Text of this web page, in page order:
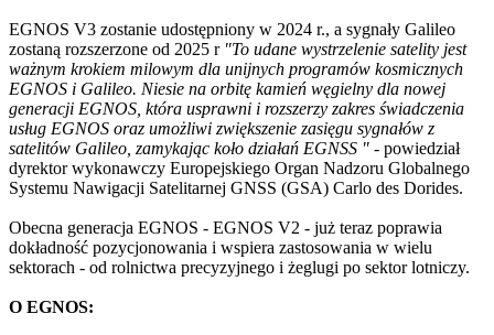
EGNOS V3 zostanie udostępniony w 2024 r., a sygnały Galileo
zostaną rozszerzone od 2025 r "To udane wystrzelenie satelity jest
ważnym krokiem milowym dla unijnych programów kosmicznych
EGNOS i Galileo. Niesie na orbitę kamień węgielny dla nowej
generacji EGNOS, która usprawni i rozszerzy zakres świadczenia
usług EGNOS oraz umożliwi zwiększenie zasięgu sygnałów z
satelitów Galileo, zamykając koło działań EGNSS " - powiedział
dyrektor wykonawczy Europejskiego Organ Nadzoru Globalnego
Systemu Nawigacji Satelitarnej GNSS (GSA) Carlo des Dorides.
Obecna generacja EGNOS - EGNOS V2 - już teraz poprawia
dokładność pozycjonowania i wspiera zastosowania w wielu
sektorach - od rolnictwa precyzyjnego i żeglugi po sektor lotniczy.
O EGNOS: